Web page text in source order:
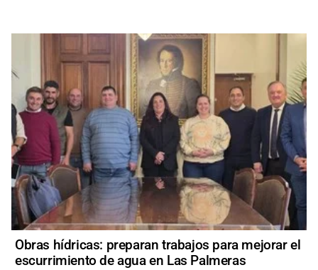
Obras hídricas: preparan trabajos para mejorar el
escurrimiento de agua en Las Palmeras